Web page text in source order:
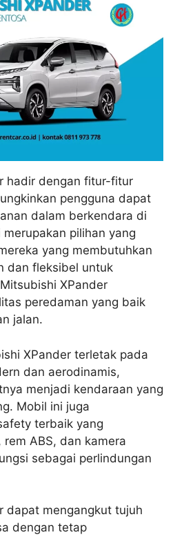
hadir dengan fitur-fitur
pengguna dapat
dalam berkendara di
pilihan yang
yang membutuhkan
dan fleksibel untuk
XPander
peredaman yang baik
jalan.
XPander terletak pada
dan aerodinamis,
menjadi kendaraan yang
Mobil ini juga
terbaik yang
ABS, dan kamera
sebagai perlindungan
dapat mengangkut tujuh
dengan tetap